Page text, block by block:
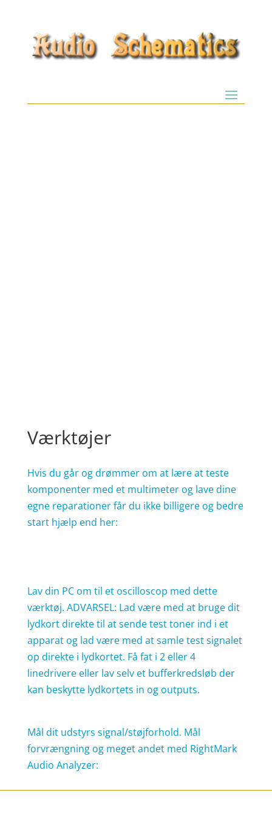
Værktøjer
Hvis du går og drømmer om at lære at teste
komponenter med et multimeter og lave dine
egne reparationer får du ikke billigere og bedre
start hjælp end her:
Lav din PC om til et oscilloscop med dette
værktøj. ADVARSEL: Lad være med at bruge dit
lydkort direkte til at sende test toner ind i et
apparat og lad være med at samle test signalet
op direkte i lydkortet. Få fat i 2 eller 4
linedrivere eller lav selv et bufferkredsløb der
kan beskytte lydkortets in og outputs.
Mål dit udstyrs signal/støjforhold. Mål
forvrængning og meget andet med RightMark
Audio Analyzer: